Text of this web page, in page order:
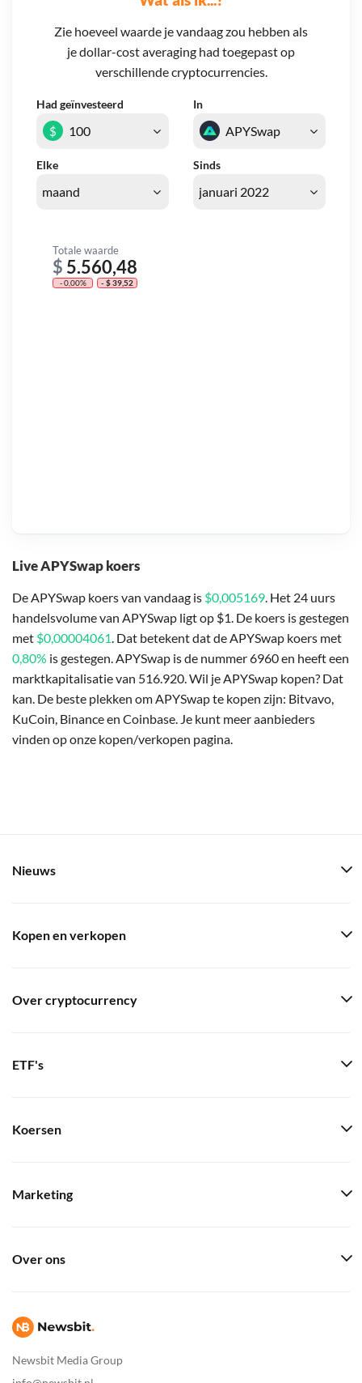
Live APYSwap koers
De APYSwap koers van vandaag is $0,005169. Het 24 uurs
handelsvolume van APYSwap ligt op $1. De koers is gestegen
met $0,00004061. Dat betekent dat de APYSwap koers met
0,80% is gestegen. APYSwap is de nummer 6960 en heeft een
marktkapitalisatie van 516.920. Wil je APYSwap kopen? Dat
kan. De beste plekken om APYSwap te kopen zijn: Bitvavo,
KuCoin, Binance en Coinbase. Je kunt meer aanbieders
vinden op onze kopen/verkopen pagina.
Zie hoeveel waarde je vandaag zou hebben als
je dollar-cost averaging had toegepast op
verschillende cryptocurrencies.
Had geïnvesteerd In
Elke Sinds
$
Totale waarde
$ 5.560,48
- 0,00% - $ 39,52
Newsbit Media Group
Nieuws
Kopen en verkopen
Over cryptocurrency
ETF's
Koersen
Marketing
Over ons